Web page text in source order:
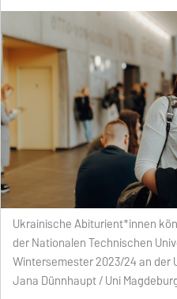
Ukrainische Abiturient*innen
der Nationalen Technischen
Wintersemester 2023/24 an der
Jana Dünnhaupt / Uni